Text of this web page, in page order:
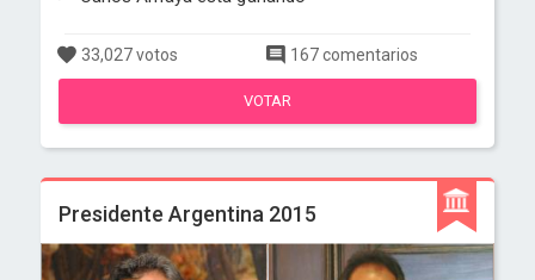
33,027 votos 167 comentarios
VOTAR
Presidente Argentina 2015